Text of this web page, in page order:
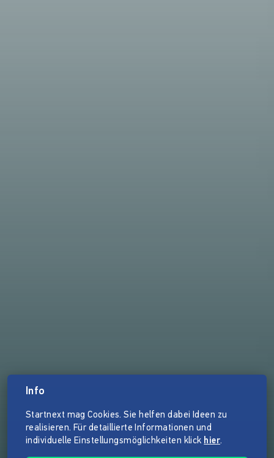
Info
Startnext mag Cookies. Sie helfen dabei Ideen zu
realisieren. Für detaillierte Informationen und
individuelle Einstellungsmöglichkeiten klick hier.